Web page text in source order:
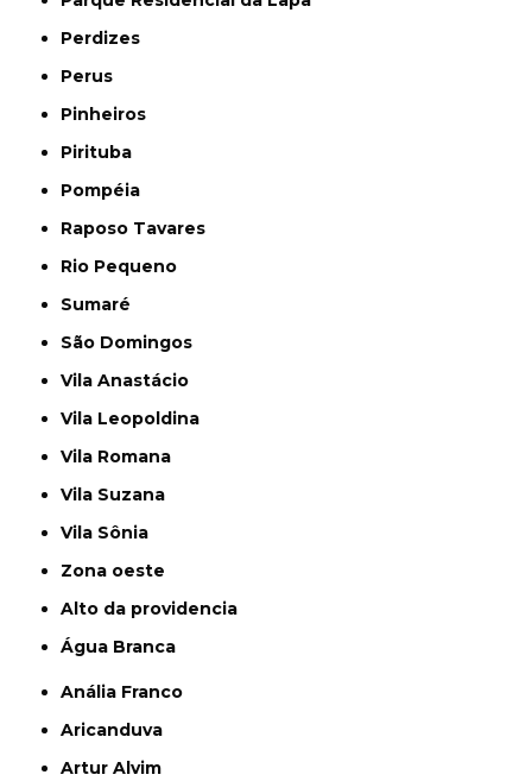
Perdizes
Perus
Pinheiros
Pirituba
Pompéia
Raposo Tavares
Rio Pequeno
Sumaré
São Domingos
Vila Anastácio
Vila Leopoldina
Vila Romana
Vila Suzana
Vila Sônia
Zona oeste
alto da providencia
Água Branca
Anália Franco
Aricanduva
Artur Alvim